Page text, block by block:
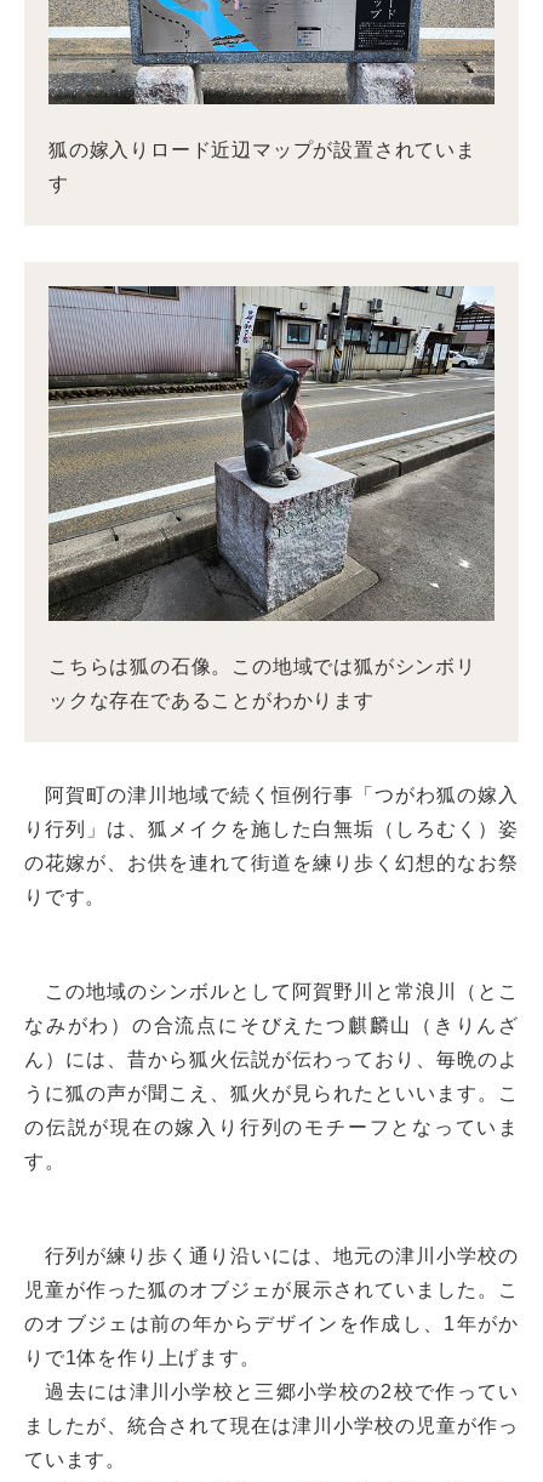
狐の嫁入りロード近辺マップが設置されていま
す
こちらは狐の石像。この地域では狐がシンボリ
ックな存在であることがわかります
阿賀町の津川地域で続く恒例行事「つがわ狐の嫁入
り行列」は、狐メイクを施した白無垢（しろむく）姿
の花嫁が、お供を連れて街道を練り歩く幻想的なお祭
りです。
この地域のシンボルとして阿賀野川と常浪川（とこ
なみがわ）の合流点にそびえたつ麒麟山（きりんざ
ん）には、昔から狐火伝説が伝わっており、毎晩のよ
うに狐の声が聞こえ、狐火が見られたといいます。こ
の伝説が現在の嫁入り行列のモチーフとなっていま
す。
行列が練り歩く通り沿いには、地元の津川小学校の
児童が作った狐のオブジェが展示されていました。こ
のオブジェは前の年からデザインを作成し、1年がか
りで1体を作り上げます。
過去には津川小学校と三郷小学校の2校で作ってい
ましたが、統合されて現在は津川小学校の児童が作っ
ています。